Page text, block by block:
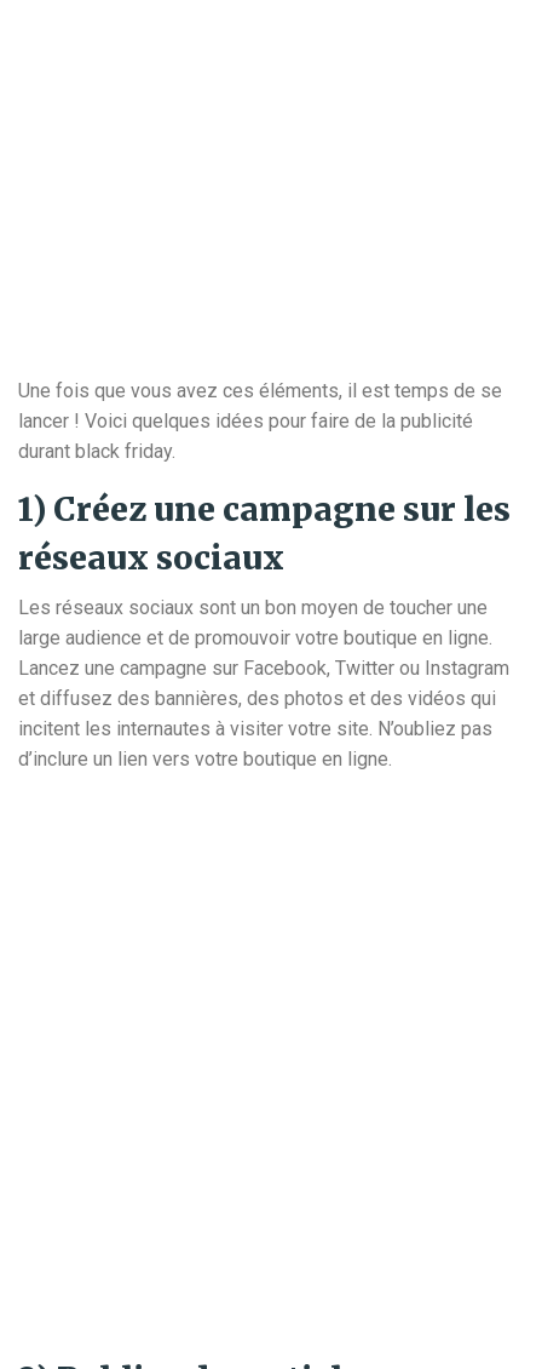
Une fois que vous avez ces éléments, il est temps de se
lancer ! Voici quelques idées pour faire de la publicité
durant black friday.
1) Créez une campagne sur les
réseaux sociaux
Les réseaux sociaux sont un bon moyen de toucher une
large audience et de promouvoir votre boutique en ligne.
Lancez une campagne sur Facebook, Twitter ou Instagram
et diffusez des bannières, des photos et des vidéos qui
incitent les internautes à visiter votre site. N’oubliez pas
d’inclure un lien vers votre boutique en ligne.